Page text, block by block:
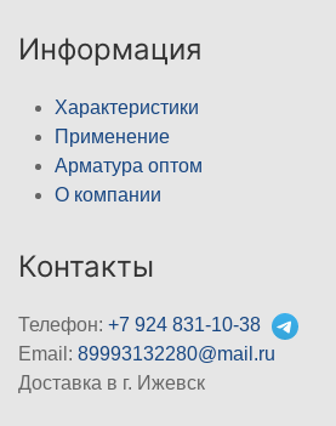
Информация
Характеристики
Применение
Арматура оптом
О компании
Контакты
Телефон: +7 924 831-10-38
Email: 89993132280@mail.ru
Доставка в г. Ижевск